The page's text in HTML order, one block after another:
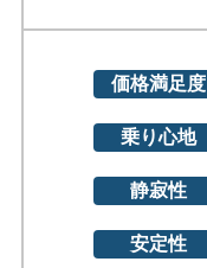
価格満足度
乗り心地
静寂性
安定性